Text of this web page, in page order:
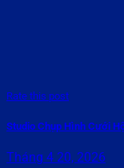
Rate this post
Studio Chụp Hình Cưới
Tháng 4 20, 2026